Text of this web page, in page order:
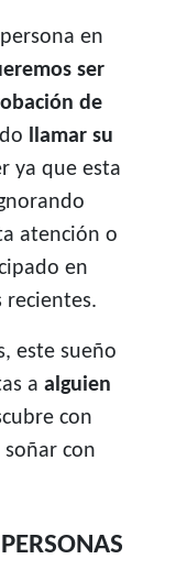
en
ser
de
llamar su
ya que esta
atención o
en
recientes.
este sueño
a alguien
con
con